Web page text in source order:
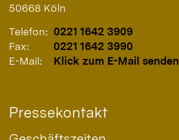
50668 Köln
Telefon: 0221 1642 3909
Fax:
0221 1642 3990
E-Mail:
Klick zum E-Mail senden
Pressekontakt